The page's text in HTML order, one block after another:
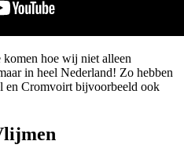
hoe wij niet alleen
in heel Nederland! Zo hebben
en Cromvoirt bijvoorbeeld ook